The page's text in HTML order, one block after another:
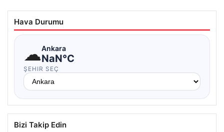
Hava Durumu
☁Ankara
NaN°C
ŞEHIR SEÇ
Bizi Takip Edin